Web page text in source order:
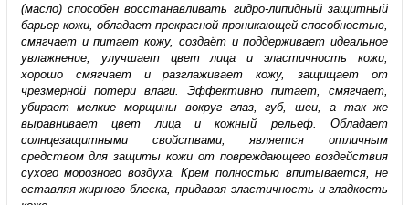
(масло) способен восстанавливать гидро-липидный защитный
барьер кожи, обладает прекрасной проникающей способностью,
смягчает и питает кожу, создаёт и поддерживает идеальное
увлажнение, улучшает цвет лица и эластичность кожи,
хорошо смягчает и разглаживает кожу, защищает от
чрезмерной потери влаги. Эффективно питает, смягчает,
убирает мелкие морщины вокруг глаз, губ, шеи, а так же
выравнивает цвет лица и кожный рельеф. Обладает
солнцезащитными свойствами, является отличным
средством для защиты кожи от повреждающего воздействия
сухого морозного воздуха. Крем полностью впитывается, не
оставляя жирного блеска, придавая эластичность и гладкость